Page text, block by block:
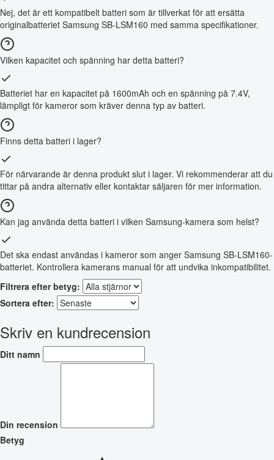
Nej, det är ett kompatibelt batteri som är tillverkat för att ersätta
originalbatteriet Samsung SB-LSM160 med samma specifikationer.
Vilken kapacitet och spänning har detta batteri?
Batteriet har en kapacitet på 1600mAh och en spänning på 7.4V,
lämpligt för kameror som kräver denna typ av batteri.
Finns detta batteri i lager?
För närvarande är denna produkt slut i lager. Vi rekommenderar att du
tittar på andra alternativ eller kontaktar säljaren för mer information.
Kan jag använda detta batteri i vilken Samsung-kamera som helst?
Det ska endast användas i kameror som anger Samsung SB-LSM160-
batteriet. Kontrollera kamerans manual för att undvika inkompatibilitet.
Filtrera efter betyg:
Sortera efter:
Skriv en kundrecension
Ditt namn
Din recension
Betyg